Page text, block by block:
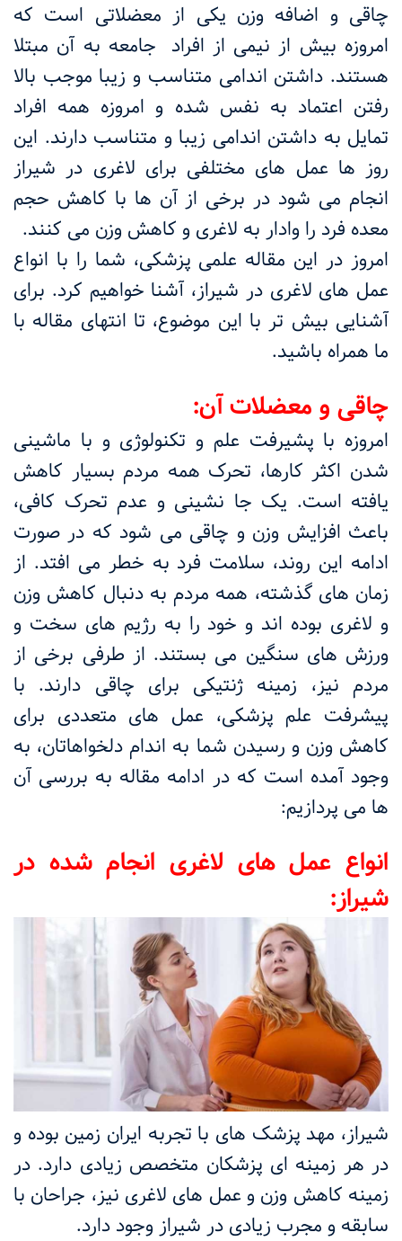
چاقی و اضافه وزن یکی از معضلاتی است که
امروزه بیش از نیمی از افراد جامعه به آن مبتلا
هستند. داشتن اندامی متناسب و زیبا موجب بالا
رفتن اعتماد به نفس شده و امروزه همه افراد
تمایل به داشتن اندامی زیبا و متناسب دارند. این
روز ها عمل های مختلفی برای لاغری در شیراز
انجام می شود در برخی از آن ها با کاهش حجم
معده فرد را وادار به لاغری و کاهش وزن می کنند.
امروز در این مقاله علمی پزشکی، شما را با انواع
عمل های لاغری در شیراز، آشنا خواهیم کرد. برای
آشنایی بیش تر با این موضوع، تا انتهای مقاله با
ما همراه باشید.
چاقی و معضلات آن:
امروزه با پشیرفت علم و تکنولوژی و با ماشینی
شدن اکثر کارها، تحرک همه مردم بسیار کاهش
یافته است. یک جا نشینی و عدم تحرک کافی،
باعث افزایش وزن و چاقی می شود که در صورت
ادامه این روند، سلامت فرد به خطر می افتد. از
زمان های گذشته، همه مردم به دنبال کاهش وزن
و لاغری بوده اند و خود را به رژیم های سخت و
ورزش های سنگین می بستند. از طرفی برخی از
مردم نیز، زمینه ژنتیکی برای چاقی دارند. با
پیشرفت علم پزشکی، عمل های متعددی برای
کاهش وزن و رسیدن شما به اندام دلخواهاتان، به
وجود آمده است که در ادامه مقاله به بررسی آن
ها می پردازیم:
انواع عمل های لاغری انجام شده در
شیراز:
شیراز، مهد پزشک های با تجربه ایران زمین بوده و
در هر زمینه ای پزشکان متخصص زیادی دارد. در
زمینه کاهش وزن و عمل های لاغری نیز، جراحان با
سابقه و مجرب زیادی در شیراز وجود دارد.